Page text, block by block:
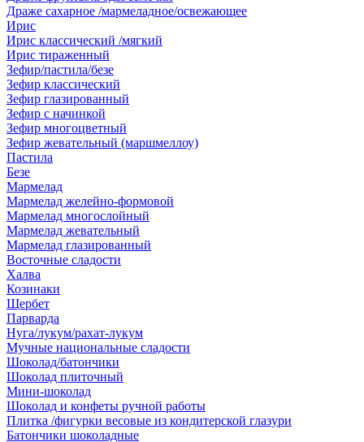
Драже сахарное /мармеладное/освежающее
Ирис
Ирис классический /мягкий
Ирис тираженный
Зефир/пастила/безе
Зефир классический
Зефир глазированный
Зефир с начинкой
Зефир многоцветный
Зефир жевательный (маршмеллоу)
Пастила
Безе
Мармелад
Мармелад желейно-формовой
Мармелад многослойный
Мармелад жевательный
Мармелад глазированный
Восточные сладости
Халва
Козинаки
Щербет
Парварда
Нуга/лукум/рахат-лукум
Мучные национальные сладости
Шоколад/батончики
Шоколад плиточный
Мини-шоколад
Шоколад и конфеты ручной работы
Плитка /фигурки весовые из кондитерской глазури
Батончики шоколадные